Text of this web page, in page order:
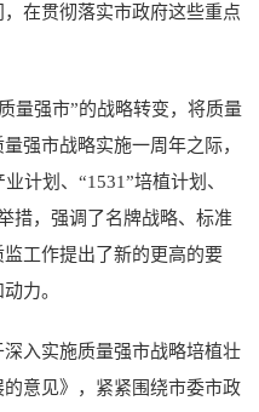
在贯彻落实市政府这些重点
量强市”的战略转变，将质量
强市战略实施一周年之际，
计划、“1531”培植计划、
措，强调了名牌战略、标准
工作提出了新的更高的要
力。
入实施质量强市战略培植壮
意见》，紧紧围绕市委市政